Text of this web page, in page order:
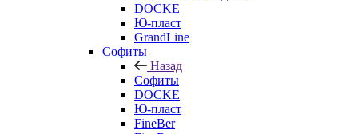
DOCKE
Ю-пласт
GrandLine
Софиты
Назад
Софиты
DOCKE
Ю-пласт
FineBer